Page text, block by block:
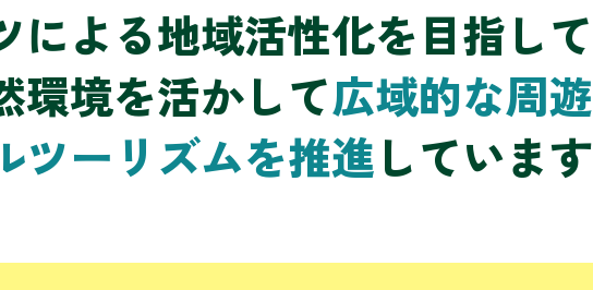
による地域活性化を目指して
環境を活かして広域的な周
ツーリズムを推進しています